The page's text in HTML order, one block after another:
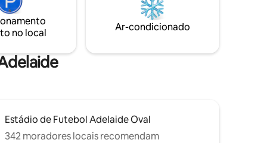
à
no local
Ar-condicionado
Estádio de Futebol Adelaide Oval
342 moradores locais recomendam